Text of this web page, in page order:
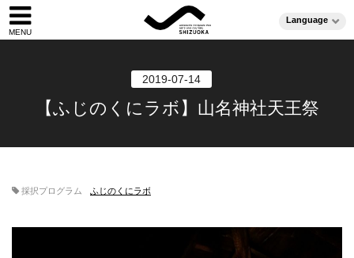
Language
2019-07-14
【ふじのくにラボ】山名神社天王祭
採択プログラム ふじのくにラボ